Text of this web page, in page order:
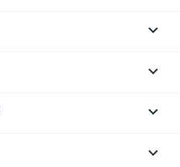



